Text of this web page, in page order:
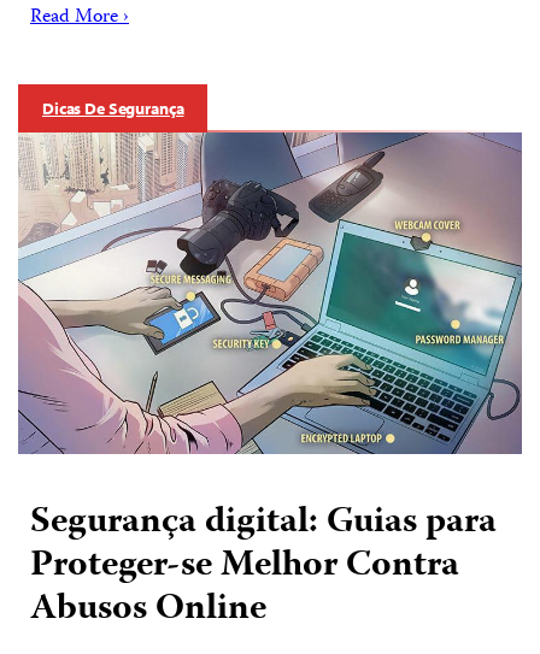
Read More ›
Dicas De Segurança
Segurança digital: Guias para
Proteger-se Melhor Contra
Abusos Online